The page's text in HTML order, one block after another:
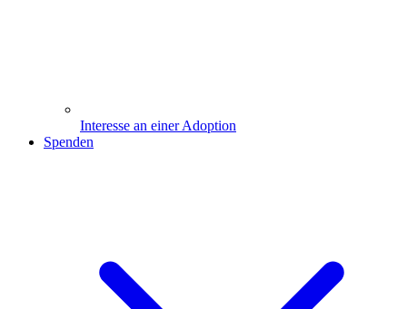
Interesse an einer Adoption
Spenden